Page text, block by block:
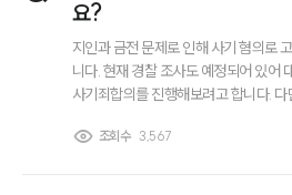
요?
지인과 금전 문제로 인해 사기 혐의로
니다. 현재 경찰 조사도 예정되어 있어
사기죄합의를 진행해보려고 합니다.
할 요소가 있는지 궁금합니다. 사기죄합
조회수 3,567